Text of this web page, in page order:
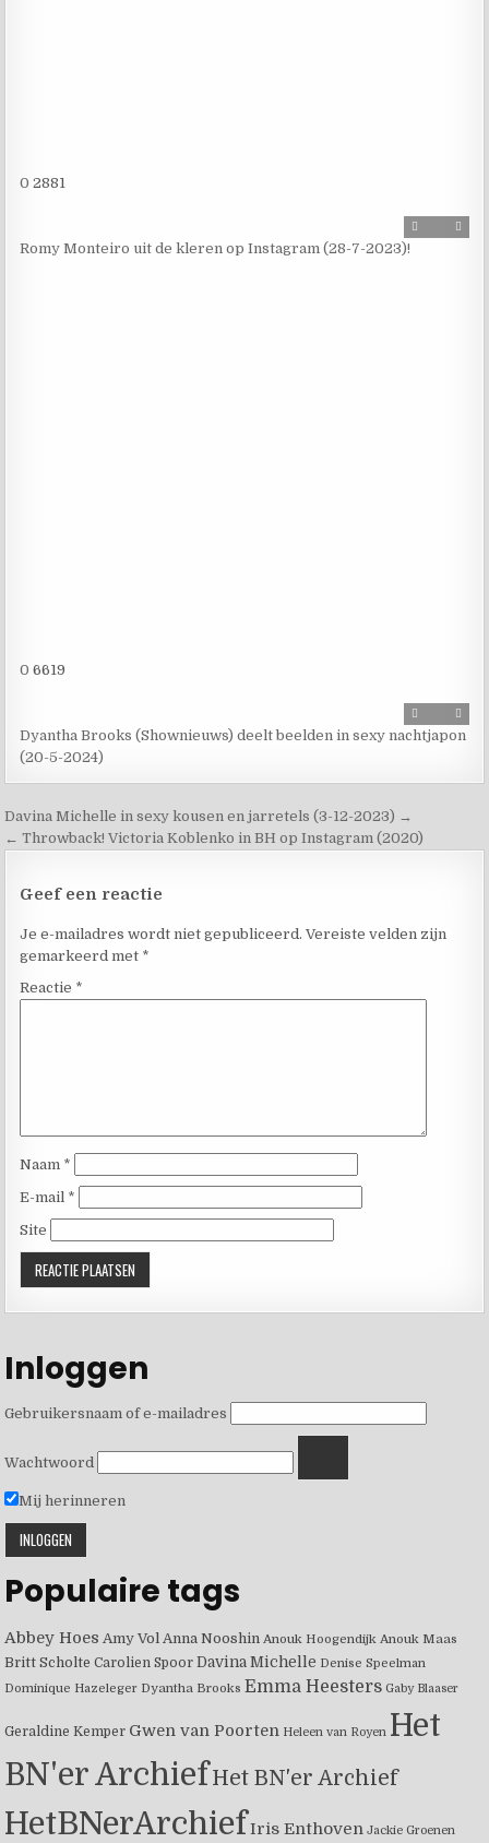
0 2881
Romy Monteiro uit de kleren op Instagram (28-7-2023)!
0 6619
Dyantha Brooks (Shownieuws) deelt beelden in sexy nachtjapon
(20-5-2024)
Davina Michelle in sexy kousen en jarretels (3-12-2023) →
← Throwback! Victoria Koblenko in BH op Instagram (2020)
Geef een reactie
Je e-mailadres wordt niet gepubliceerd. Vereiste velden zijn
gemarkeerd met *
Reactie *
Naam *
E-mail *
Site
Inloggen
Gebruikersnaam of e-mailadres
Wachtwoord
Mij herinneren
Populaire tags
Abbey Hoes Amy Vol Anna Nooshin Anouk Hoogendijk Anouk Maas
Britt Scholte Carolien Spoor Davina Michelle Denise Speelman
Dominique Hazeleger Dyantha Brooks Emma Heesters Gaby Blaaser
Geraldine Kemper Gwen van Poorten Heleen van Royen Het
BN'er ArchiefHet BN'er Archief
HetBNerArchiefIris Enthoven Jackie Groenen